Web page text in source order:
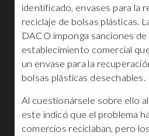
identificado, envases para la
reciclaje de bolsas plásticas.
DACO imponga sanciones
establecimiento comercial
un envase para la
bolsas plásticas desechables.
Al cuestionársele sobre ello
este indicó que el problema
comercios reciclaban, pero